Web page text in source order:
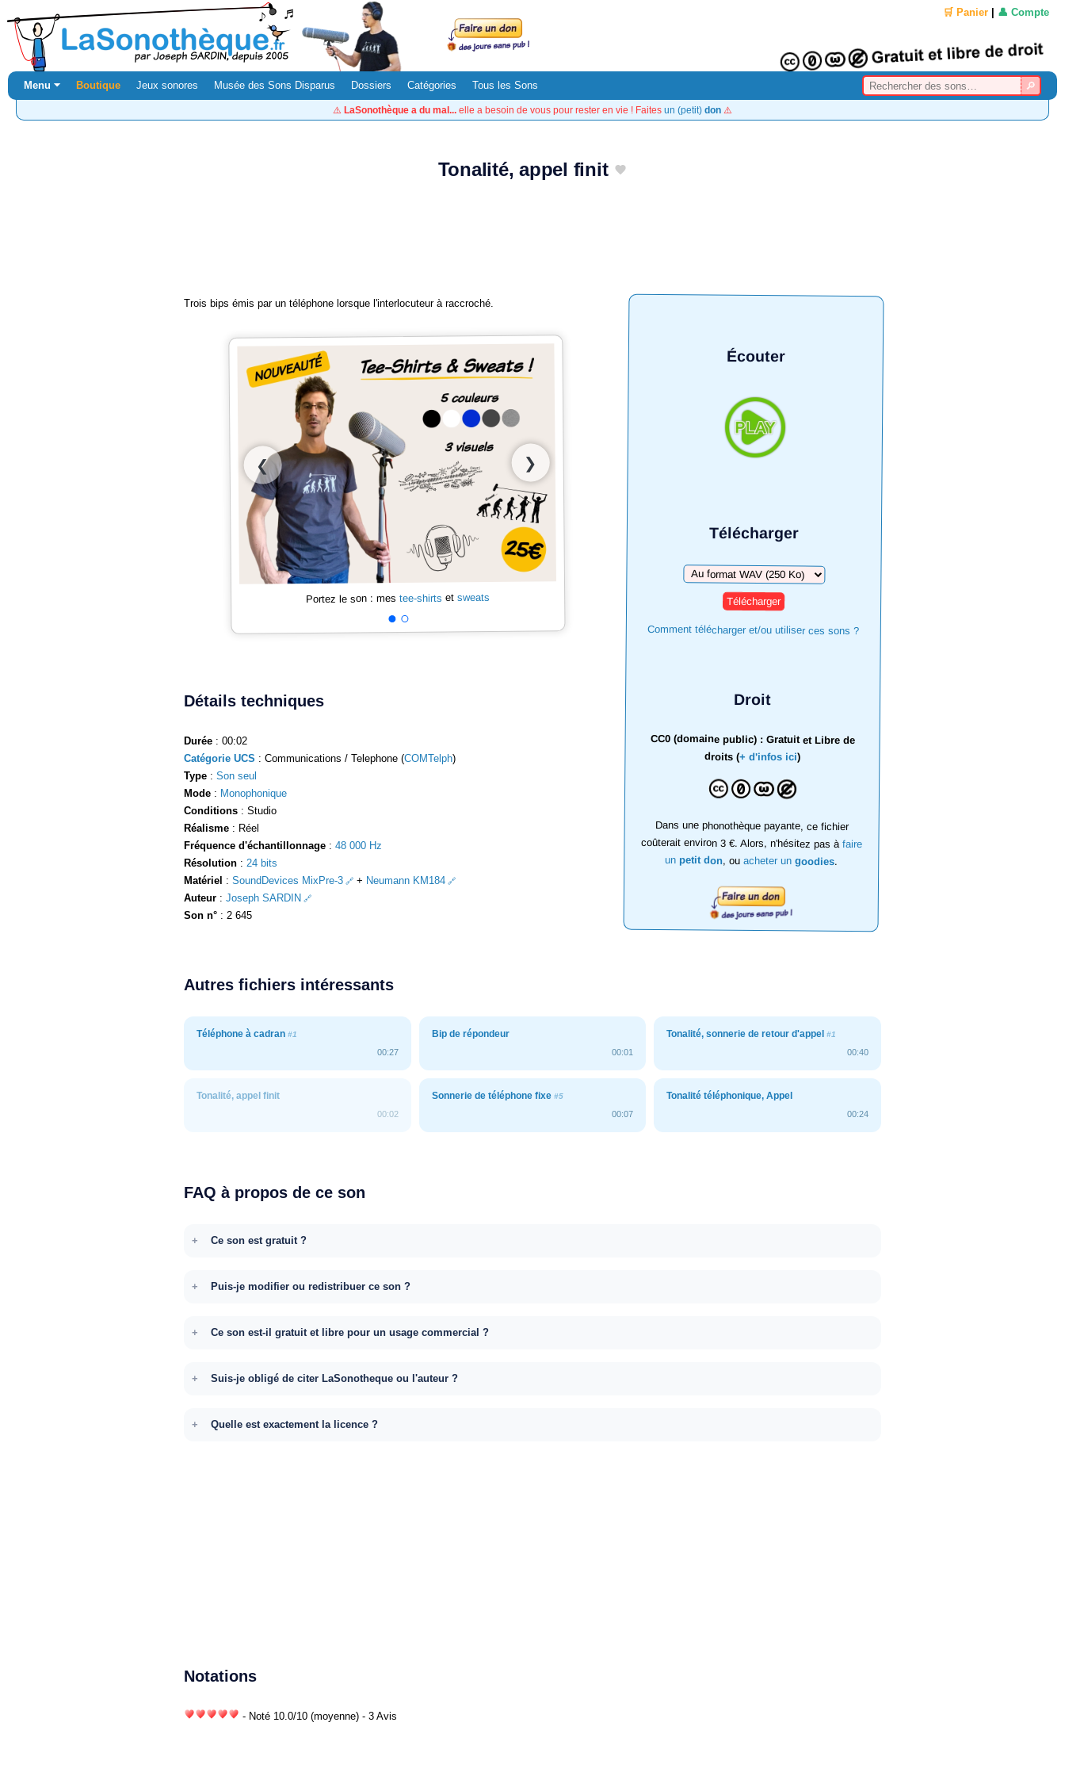
🛒 Panier 👤 Compte
Menu ⏷ Boutique Jeux sonores Musée des Sons Disparus Dossiers Catégories Tous les Sons
⚠️ LaSonothèque a du mal... elle a besoin de vous pour rester en vie ! Faites un (petit) don ⚠️
Tonalité, appel finit
Écouter
Télécharger
Télécharger
Comment télécharger et/ou utiliser ces sons ?
Droit
CC0 (domaine public) : Gratuit et Libre de
droits (+ d'infos ici)
Dans une phonothèque payante, ce fichier
coûterait environ 3 €. Alors, n'hésitez pas àfaire
un petit don, ouacheter ungoodies.
Trois bips émis par un téléphone lorsque l'interlocuteur à raccroché.
❮ ❯
Portez le son : mestee-shirts etsweats
Détails techniques
Durée : 00:02
Catégorie UCS : Communications / Telephone (COMTelph)
Type : Son seul
Mode : Monophonique
Conditions : Studio
Réalisme : Réel
Fréquence d'échantillonnage : 48 000 Hz
Résolution : 24 bits
Matériel : SoundDevices MixPre-3 + Neumann KM184
Auteur : Joseph SARDIN
Son n° : 2 645
Autres fichiers intéressants
Téléphone à cadran #1
00:27
Bip de répondeur
00:01
Tonalité, sonnerie de retour d'appel#1
00:40
Tonalité, appel finit
00:02
Sonnerie de téléphone fixe #5
00:07
Tonalité téléphonique, Appel
00:24
FAQ à propos de ce son
Ce son est gratuit ?
Puis-je modifier ou redistribuer ce son ?
Ce son est-il gratuit et libre pour un usage commercial ?
Suis-je obligé de citer LaSonotheque ou l'auteur ?
Quelle est exactement la licence ?
Notations
- Noté 10.0/10 (moyenne) - 3 Avis